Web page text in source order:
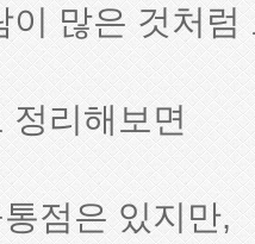
이 많은 것처럼
정리해보면
점은 있지만,